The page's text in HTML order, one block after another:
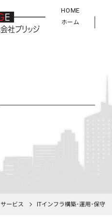
HOME
ホーム
サービス ITインフラ構築･運用･保守